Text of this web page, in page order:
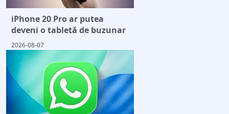
iPhone 20 Pro ar putea
deveni o tabletă de buzunar
2026-08-07